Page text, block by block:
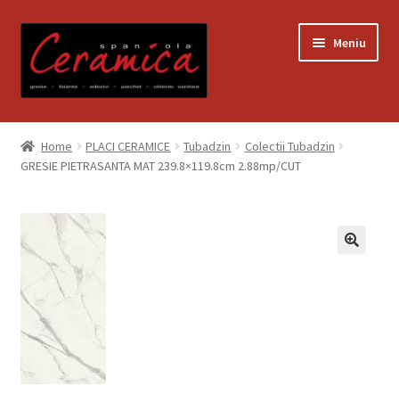
la
navigare
la
conținut
Meniu
Prima pagină
Blog
Contact
Contul meu
Coș
Despre noi
Home PLACI CERAMICE Tubadzin
Colectii Tubadzin
GRESIE PIETRASANTA MAT 239.8×119.8cm 2.88mp/CUT